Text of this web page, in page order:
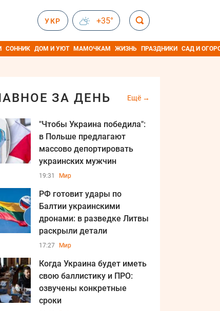
УКР +35°
СОННИК ДОМ И УЮТ МАМОЧКАМ ЖИЗНЬ ПРАЗДНИКИ САД И
ЗА ДЕНЬ Ещё
"Чтобы Украина победила":
в Польше предлагают
массово депортировать
украинских мужчин
19:31 Мир
РФ готовит удары по
Балтии украинскими
дронами: в разведке Литвы
раскрыли детали
17:27 Мир
Когда Украина будет иметь
свою баллистику и ПРО:
озвучены конкретные
сроки